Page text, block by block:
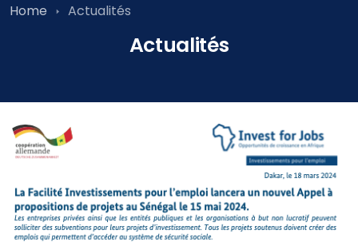
Home Actualités
Actualités